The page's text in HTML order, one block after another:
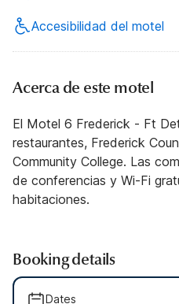
Accesibilidad del motel
Acerca de este motel
El Motel 6 Frederick - Ft
restaurantes, Frederick
Community College. Las
de conferencias y Wi-Fi
habitaciones.
Booking details
Dates